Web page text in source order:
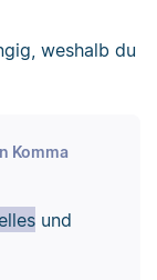
weshalb du
Komma
und